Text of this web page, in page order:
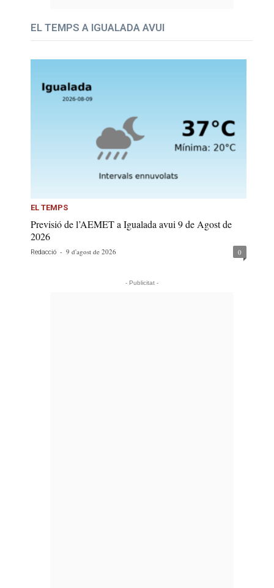
EL TEMPS A IGUALADA AVUI
EL TEMPS
Previsió de l’AEMET a Igualada avui 9 de Agost de
2026
Redacció - 9 d'agost de 2026 0
- Publicitat -